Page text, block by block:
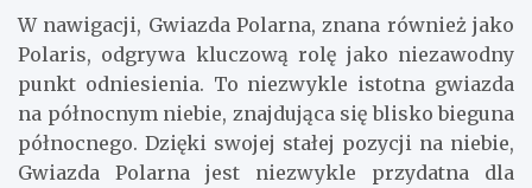
W nawigacji, Gwiazda Polarna, znana również jako
Polaris, odgrywa kluczową rolę jako niezawodny
punkt odniesienia. To niezwykle istotna gwiazda
na północnym niebie, znajdująca się blisko bieguna
północnego. Dzięki swojej stałej pozycji na niebie,
Gwiazda Polarna jest niezwykle przydatna dla